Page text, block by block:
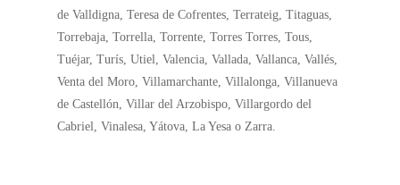
de Valldigna, Teresa de Cofrentes, Terrateig, Titaguas,
Torrebaja, Torrella, Torrente, Torres Torres, Tous,
Tuéjar, Turís, Utiel, Valencia, Vallada, Vallanca, Vallés,
Venta del Moro, Villamarchante, Villalonga, Villanueva
de Castellón, Villar del Arzobispo, Villargordo del
Cabriel, Vinalesa, Yátova, La Yesa o Zarra.